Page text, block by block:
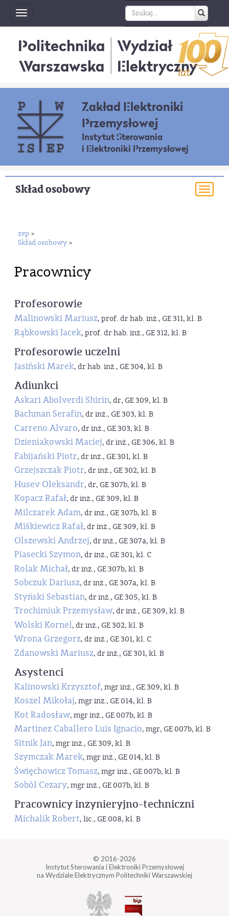
Toggle
navigation
Politechnika
Warszawska
Wydział
Elektryczny
Zakład Elektroniki
Przemysłowej
Instytut Sterowania
i Elektroniki Przemysłowej
Skład osobowy
zep »
Skład osobowy »
Pracownicy
Profesorowie
Malinowski Mariusz, prof. dr hab. inż., GE 311, kl. B
Rąbkowski Jacek, prof. dr hab. inż., GE 312, kl. B
Profesorowie uczelni
Jasiński Marek, dr hab. inż., GE 304, kl. B
Adiunkci
Askari Abolverdi Shirin, dr, GE 309, kl. B
Bachman Serafin, dr inż., GE 303, kl. B
Carreno Alvaro, dr inż., GE 303, kl. B
Dzieniakowski Maciej, dr inż., GE 306, kl. B
Fabijański Piotr, dr inż., GE 301, kl. B
Grzejszczak Piotr, dr inż., GE 302, kl. B
Husev Oleksandr, dr, GE 307b, kl. B
Kopacz Rafał, dr inż., GE 309, kl. B
Milczarek Adam, dr inż., GE 307b, kl. B
Miśkiewicz Rafał, dr inż., GE 309, kl. B
Olszewski Andrzej, dr inż., GE 307a, kl. B
Piasecki Szymon, dr inż., GE 301, kl. C
Rolak Michał, dr inż., GE 307b, kl. B
Sobczuk Dariusz, dr inż., GE 307a, kl. B
Styński Sebastian, dr inż., GE 305, kl. B
Trochimiuk Przemysław, dr inż., GE 309, kl. B
Wolski Kornel, dr inż., GE 302, kl. B
Wrona Grzegorz, dr inż., GE 301, kl. C
Zdanowski Mariusz, dr inż., GE 301, kl. B
Asystenci
Kalinowski Krzysztof, mgr inż., GE 309, kl. B
Koszel Mikołaj, mgr inż., GE 014, kl. B
Kot Radosław, mgr inż., GE 007b, kl. B
Martinez Caballero Luis Ignacio, mgr, GE 007b, kl. B
Sitnik Jan, mgr inż., GE 309, kl. B
Szymczak Marek, mgr inż., GE 014, kl. B
Święchowicz Tomasz, mgr inż., GE 007b, kl. B
Soból Cezary, mgr inż., GE 007b, kl. B
Pracownicy inzynieryjno-techniczni
Michalik Robert, lic., GE 008, kl. B
© 2016-2026
Instytut Sterowania i Elektroniki Przemysłowej
na Wydziale Elektrycznym Politechniki Warszawskiej